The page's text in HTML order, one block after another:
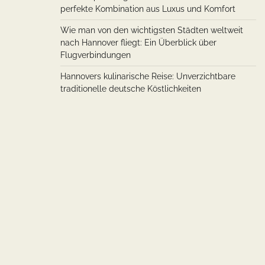
perfekte Kombination aus Luxus und Komfort
Wie man von den wichtigsten Städten weltweit
nach Hannover fliegt: Ein Überblick über
Flugverbindungen
Hannovers kulinarische Reise: Unverzichtbare
traditionelle deutsche Köstlichkeiten